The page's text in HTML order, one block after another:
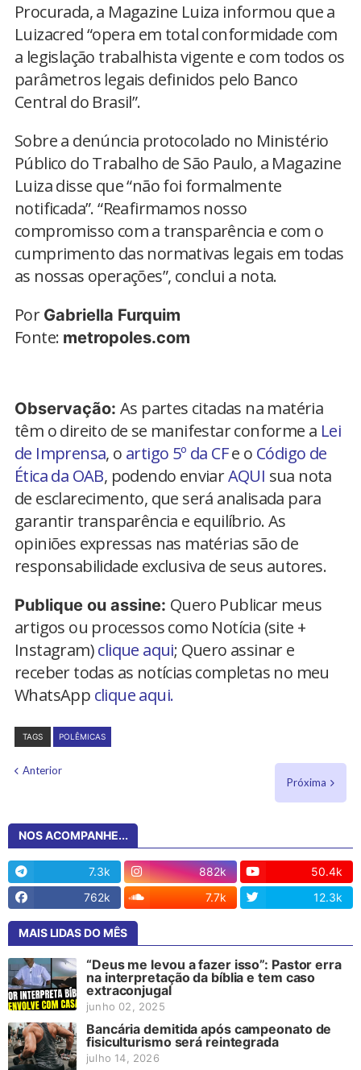
Procurada, a Magazine Luiza informou que a
Luizacred “opera em total conformidade com
a legislação trabalhista vigente e com todos os
parâmetros legais definidos pelo Banco
Central do Brasil”.
Sobre a denúncia protocolado no Ministério
Público do Trabalho de São Paulo, a Magazine
Luiza disse que “não foi formalmente
notificada”. “Reafirmamos nosso
compromisso com a transparência e com o
cumprimento das normativas legais em todas
as nossas operações”, conclui a nota.
Por Gabriella Furquim
Fonte: metropoles.com
Observação: As partes citadas na matéria
têm o direito de se manifestar conforme a Lei
de Imprensa, o artigo 5º da CFe o Código de
Ética da OAB, podendo enviarAQUI sua nota
de esclarecimento, que será analisada para
garantir transparência e equilíbrio. As
opiniões expressas nas matérias são de
responsabilidade exclusiva de seus autores.
Publique ou assine: Quero Publicar meus
artigos ou processos como Notícia (site +
Instagram)clique aqui; Quero assinar e
receber todas as notícias completas no meu
WhatsApp clique aqui.
TAGS POLÊMICAS
Anterior
Próxima
NOS ACOMPANHE...
7.3k 882k
50.4k
762k
7.7k 12.3k
MAIS LIDAS DO MÊS
“Deus me levou a fazer isso”: Pastor erra
na interpretação da bíblia e tem caso
extraconjugal
junho 02, 2025
Bancária demitida após campeonato de
fisiculturismo será reintegrada
julho 14, 2026